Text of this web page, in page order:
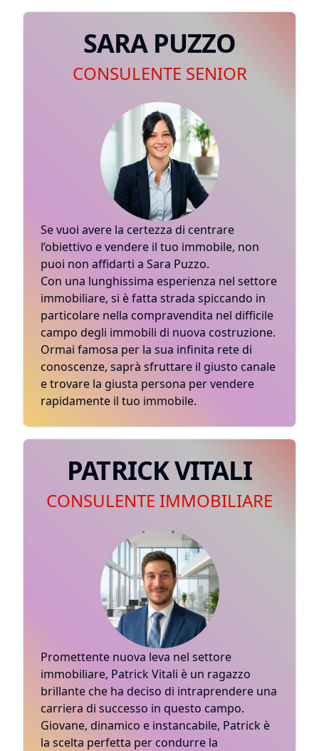
SARA PUZZO
CONSULENTE SENIOR
Se vuoi avere la certezza di centrare
l’obiettivo e vendere il tuo immobile, non
puoi non affidarti a Sara Puzzo.
Con una lunghissima esperienza nel settore
immobiliare, si è fatta strada spiccando in
particolare nella compravendita nel difficile
campo degli immobili di nuova costruzione.
Ormai famosa per la sua infinita rete di
conoscenze, saprà sfruttare il giusto canale
e trovare la giusta persona per vendere
rapidamente il tuo immobile.
PATRICK VITALI
CONSULENTE IMMOBILIARE
Promettente nuova leva nel settore
immobiliare, Patrick Vitali è un ragazzo
brillante che ha deciso di intraprendere una
carriera di successo in questo campo.
Giovane, dinamico e instancabile, Patrick è
la scelta perfetta per condurre la